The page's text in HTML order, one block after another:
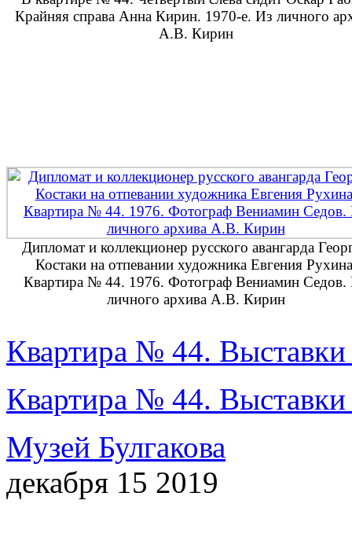
Крайняя справа Анна Кирин. 1970-е. Из личного
А.В. Кирин
Дипломат и коллекционер русского авангарда
Костаки на отпевании художника Евгения
Квартира № 44. 1976. Фотограф Вениамин Седов.
личного архива А.В. Кирин
Квартира № 44. Выставки
Квартира № 44. Выставки
Музей Булгакова
декабря 15 2019